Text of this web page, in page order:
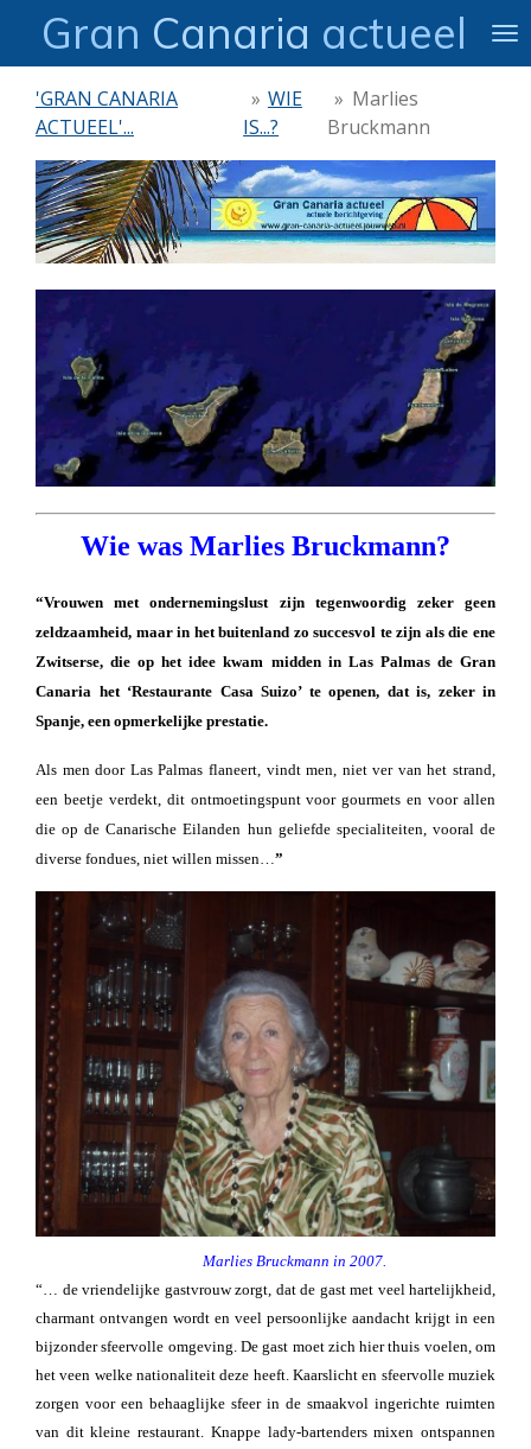
direct
hoofdinhoud
Gran Canaria actueel
'GRAN CANARIA
ACTUEEL'...
» WIE
IS...?
» Marlies
Bruckmann
Wie was Marlies Bruckmann?
“Vrouwen met ondernemingslust zijn tegenwoordig zeker geen
zeldzaamheid, maar in het buitenland zo succesvol te zijn als die ene
Zwitserse, die op het idee kwam midden in Las Palmas de Gran
Canaria het ‘Restaurante Casa Suizo’ te openen, dat is, zeker in
Spanje, een opmerkelijke prestatie.
Als men door Las Palmas flaneert, vindt men, niet ver van het strand,
een beetje verdekt, dit ontmoetingspunt voor gourmets en voor allen
die op de Canarische Eilanden hun geliefde specialiteiten, vooral de
diverse fondues, niet willen missen… ”
Marlies Bruckmann in 2007.
“… de vriendelijke gastvrouw zorgt, dat de gast met veel hartelijkheid,
charmant ontvangen wordt en veel persoonlijke aandacht krijgt in een
bijzonder sfeervolle omgeving. De gast moet zich hier thuis voelen, om
het veen welke nationaliteit deze heeft. Kaarslicht en sfeervolle muziek
zorgen voor een behaaglijke sfeer in de smaakvol ingerichte ruimten
van dit kleine restaurant. Knappe lady-bartenders mixen ontspannen